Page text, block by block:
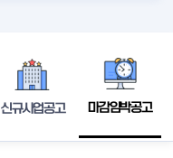
신규사업공고 마감임박공고